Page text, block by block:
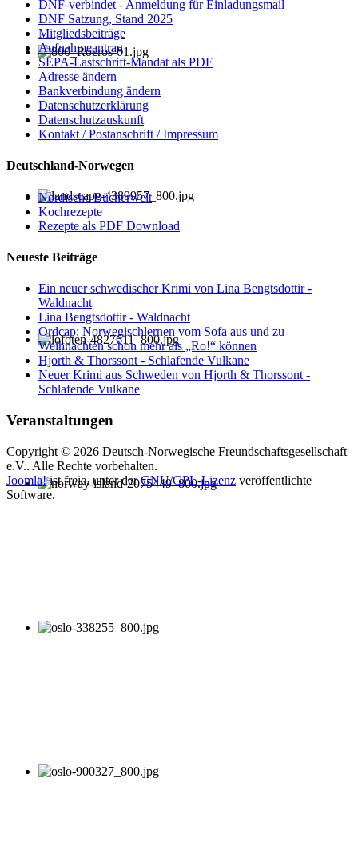
DNF-verbindet - Anmeldung für Einladungsmail
DNF Satzung, Stand 2025
Mitgliedsbeiträge
Aufnahmeantrag
SEPA-Lastschrift-Mandat als PDF
Adresse ändern
Bankverbindung ändern
Datenschutzerklärung
Datenschutzauskunft
Kontakt / Postanschrift / Impressum
Deutschland-Norwegen
Nordische Bücherwelt
Kochrezepte
Rezepte als PDF Download
Neueste Beiträge
Ein neuer schwedischer Krimi von Lina Bengtsdottir -
Waldnacht
Lina Bengtsdottir - Waldnacht
Ordcap: Norwegischlernen vom Sofa aus und zu
Weihnachten schon mehr als „Ro!“ können
Hjorth & Thorssont - Schlafende Vulkane
Neuer Krimi aus Schweden von Hjorth & Thorssont -
Schlafende Vulkane
Veranstaltungen
Copyright © 2026 Deutsch-Norwegische Freundschaftsgesellschaft
e.V.. Alle Rechte vorbehalten.
Joomla!ist freie, unter derGNU/GPL-Lizenz veröffentlichte
Software.